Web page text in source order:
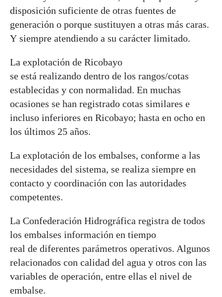
disposición suficiente de otras fuentes de
generación o porque sustituyen a otras más caras.
Y siempre atendiendo a su carácter limitado.
La explotación de Ricobayo
se está realizando dentro de los rangos/cotas
establecidas y con normalidad. En muchas
ocasiones se han registrado cotas similares e
incluso inferiores en Ricobayo; hasta en ocho en
los últimos 25 años.
La explotación de los embalses, conforme a las
necesidades del sistema, se realiza siempre en
contacto y coordinación con las autoridades
competentes.
La Confederación Hidrográfica registra de todos
los embalses información en tiempo
real de diferentes parámetros operativos. Algunos
relacionados con calidad del agua y otros con las
variables de operación, entre ellas el nivel de
embalse.